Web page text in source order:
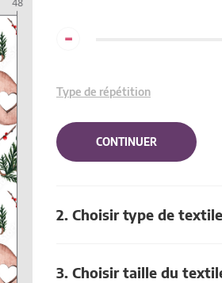
-
Type de répétition
CONTINUER
2. Choisir type de textile
3. Choisir taille du